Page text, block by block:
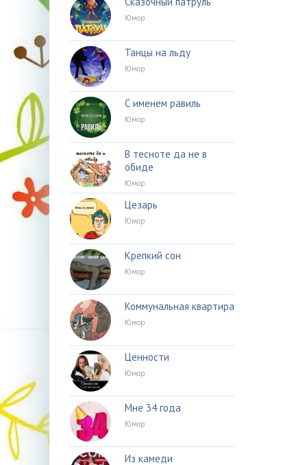
Юмор
Танцы на льду
Юмор
С именем равиль
Юмор
В тесноте да не в
обиде
Юмор
Цезарь
Юмор
Крепкий сон
Юмор
Коммунальная квартира
Юмор
Ценности
Юмор
Мне 34 года
Юмор
Из камеди